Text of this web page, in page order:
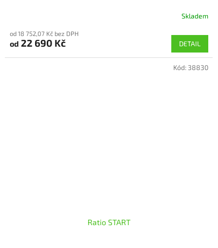
produktu
je
Skladem
od 18 752,07 Kč bez DPH
od 22 690 Kč DETAIL
Ratio START
Kód:38830